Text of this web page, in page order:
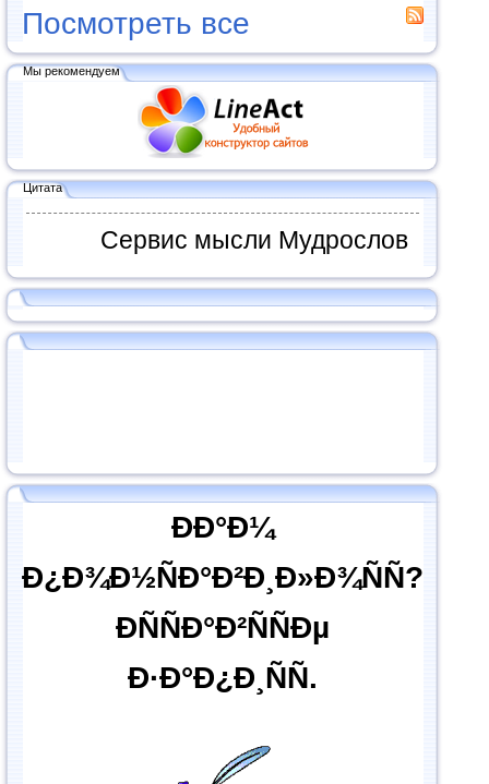
Посмотреть все
Мы рекомендуем
Цитата
Сервис мысли Мудрослов
ÐÐ°Ð¼
Ð¿Ð¾Ð½ÑÐ°Ð²Ð¸Ð»Ð¾ÑÑ?
ÐÑÑÐ°Ð²ÑÑÐµ
Ð·Ð°Ð¿Ð¸ÑÑ.